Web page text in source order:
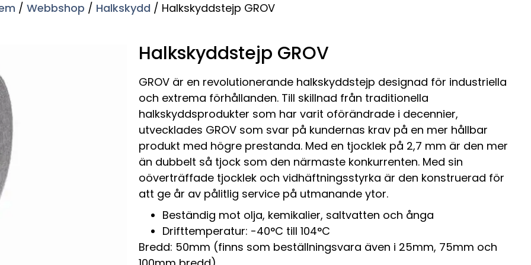
/ Webbshop / Halkskydd / Halkskyddstejp GROV
Halkskyddstejp GROV
GROV är en revolutionerande halkskyddstejp designad för industriella
och extrema förhållanden. Till skillnad från traditionella
halkskyddsprodukter som har varit oförändrade i decennier,
utvecklades GROV som svar på kundernas krav på en mer hållbar
produkt med högre prestanda. Med en tjocklek på 2,7 mm är den mer
än dubbelt så tjock som den närmaste konkurrenten. Med sin
oöverträffade tjocklek och vidhäftningsstyrka är den konstruerad för
att ge år av pålitlig service på utmanande ytor.
Beständig mot olja, kemikalier, saltvatten och ånga
Drifttemperatur: -40°C till 104°C
Bredd: 50mm (finns som beställningsvara även i 25mm, 75mm och